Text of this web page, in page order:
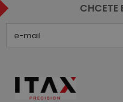
CHCETE